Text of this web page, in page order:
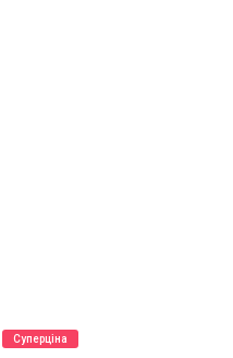
Суперціна